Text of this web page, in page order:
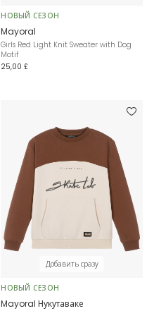
НОВЫЙ СЕЗОН
Mayoral
Girls Red Light Knit Sweater with Dog
Motif
25,00 £
Добавить сразу
НОВЫЙ СЕЗОН
Mayoral Нукутаваке